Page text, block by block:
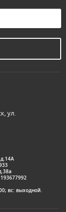
ул.
вс: выходной.